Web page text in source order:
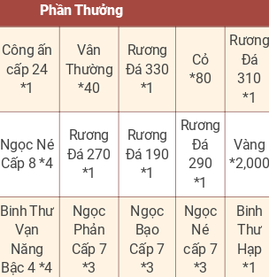
Phần Thưởng
Công ấn
cấp 24
*1
Vân
Thường
*40
Rương
Đá 330
*1
Cỏ
*80
Rương
Đá
310
*1
Ngọc Né
Cấp 8 *4
Rương
Đá 270
*1
Rương
Đá 190
*1
Rương
Đá
290
*1
Vàng
*2,000
Binh Thư
Vạn
Năng
Bậc 4 *4
Ngọc
Phản
Cấp 7
*3
Ngọc
Bạo
Cấp 7
*3
Ngọc
Né
cấp 7
*3
Binh
Thư
Hạp
*1